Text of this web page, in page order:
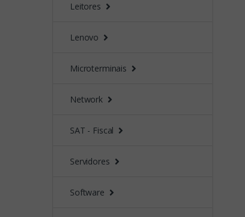
Leitores
Lenovo
Microterminais
Network
SAT - Fiscal
Servidores
Software